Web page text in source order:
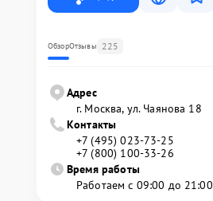
ОбзорОтзывы 225
Адрес
г. Москва, ул. Чаянова 18
Контакты
+7 (495) 023-73-25
+7 (800) 100-33-26
Время работы
Работаем с 09:00 до 21:00